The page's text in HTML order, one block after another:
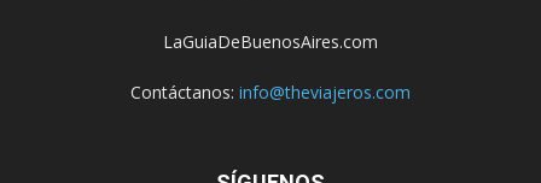
LaGuiaDeBuenosAires.com
Contáctanos: info@theviajeros.com